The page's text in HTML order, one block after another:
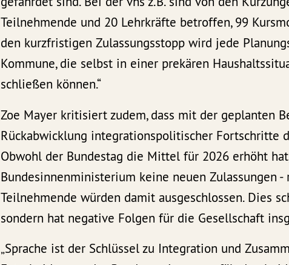
Teilnehmende und 20 Lehrkräfte betroffen, 99
den kurzfristigen Zulassungsstopp wird jede
Kommune, die selbst in einer prekären
schließen können.“
Zoe Mayer kritisiert zudem, dass mit der geplanten
Rückabwicklung integrationspolitischer Fortschritte
Obwohl der Bundestag die Mittel für 2026 erhöht
Bundesinnenministerium keine neuen Zulassungen
Teilnehmende würden damit ausgeschlossen. Dies
sondern hat negative Folgen für die Gesellschaft
„Sprache ist der Schlüssel zu Integration und